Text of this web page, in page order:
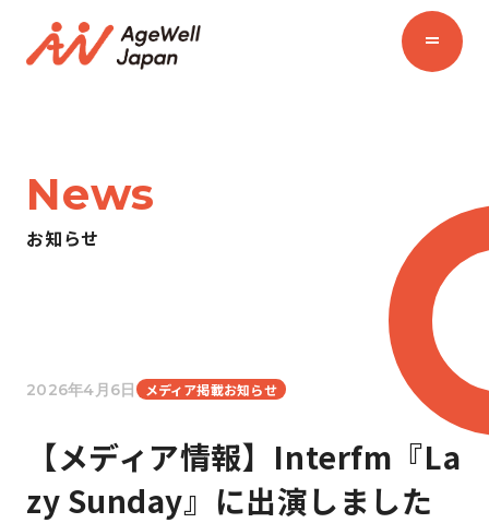
News
お知らせ
2026年4月6日 メディア掲載お知らせ
【メディア情報】Interfm『La
zy Sunday』に出演しました